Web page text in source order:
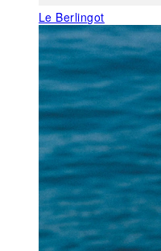
Le Berlingot